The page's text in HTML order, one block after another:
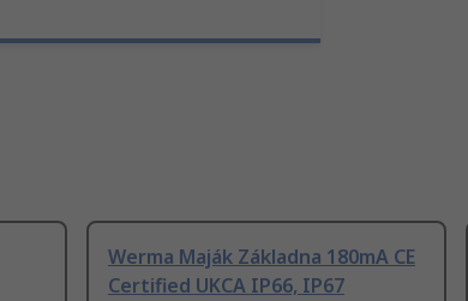
Werma Maják Základna 180mA CE
Certified UKCA IP66, IP67